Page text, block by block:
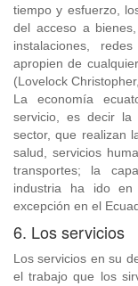
tiempo y esfuerzo,
del acceso a
instalaciones,
apropien de
(Lovelock
La economía
servicio, es decir la
sector, que realizan
salud, servicios
transportes; la
industria ha ido
excepción en el
6. Los servicios
Los servicios en su
el trabajo que los